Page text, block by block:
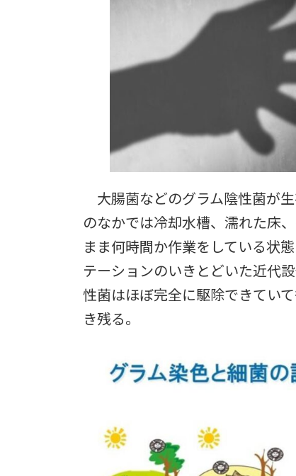
大腸菌などのグラム陰性菌が
のなかでは冷却水槽、濡れた床
まま何時間か作業をしている状
テーションのいきとどいた近代
性菌はほぼ完全に駆除できてい
き残る。